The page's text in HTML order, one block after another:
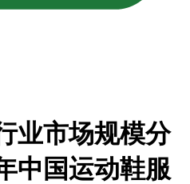
业市场规模分
中国运动鞋服